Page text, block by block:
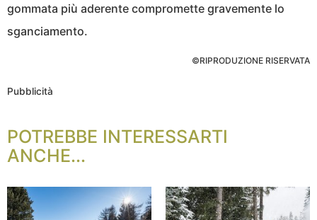
gommata più aderente compromette gravemente lo
sganciamento.
©RIPRODUZIONE RISERVATA
Pubblicità
POTREBBE INTERESSARTI
ANCHE...